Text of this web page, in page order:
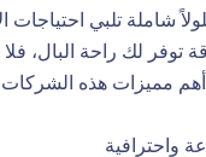
شاملة تلبي
توفر لك راحة البال،
مميزات هذه الشركات
واحترافية